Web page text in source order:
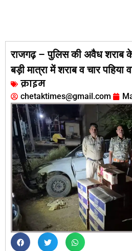
राजगढ़ – पुलिस की अवैध शराब के
बड़ी मात्रा में शराब व चार पहिया
क्राइम
chetaktimes@gmail.com